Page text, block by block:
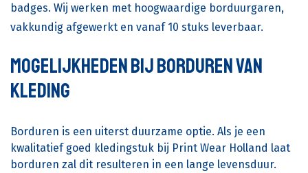
badges. Wij werken met hoogwaardige borduurgaren,
vakkundig afgewerkt en vanaf 10 stuks leverbaar.
Mogelijkheden bij borduren van
kleding
Borduren is een uiterst duurzame optie. Als je een
kwalitatief goed kledingstuk bij Print Wear Holland laat
borduren zal dit resulteren in een lange levensduur.